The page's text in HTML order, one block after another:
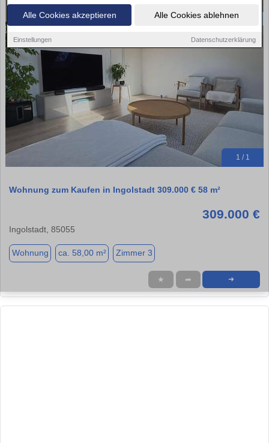
Alle Cookies akzeptieren Alle Cookies ablehnen
Einstellungen Datenschutzerklärung
1 / 1
Wohnung zum Kaufen in Ingolstadt 309.000 € 58 m²
309.000 €
Ingolstadt, 85055
Wohnung ca. 58,00 m² Zimmer 3
★ ➦ ➜